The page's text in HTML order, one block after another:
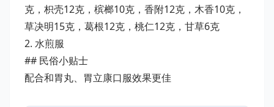
克，枳壳12克，槟榔10克，香附12克，木香10克，
草决明15克，葛根12克，桃仁12克，甘草6克
2. 水煎服
## 民俗小贴士
配合和胃丸、胃立康口服效果更佳